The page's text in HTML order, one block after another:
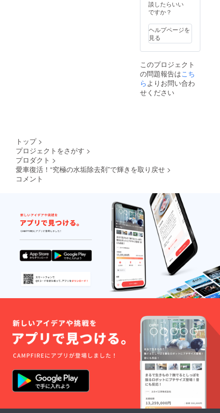
アイス
洗浄&
コー
グ 対象
箇所：
タイヤ
ホイー
ル、塗
装面、
樹脂
ルーフ
マフ
ラー ☆
注意事
項☆ ・
当店は
完全予
約制と
なって
おりま
す。予
約
フォー
ムまた
は電話
が必要
となり
ます。
・ご来
店の際
に送付
された
チケッ
トを必
ずお持
ちくだ
さい ・
談したらいい
ですか？
ヘルプページを
見る
このプロジェクト
の問題報告はこち
ら よりお問い合わ
せください
トップ >
プロジェクトをさがす >
プロダクト >
愛車復活！“究極の水垢除去剤”で輝きを取り戻せ >
コメント